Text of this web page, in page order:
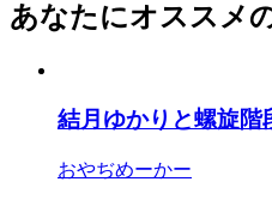
あなたにオススメ
結月ゆかりと螺旋階
おやぢめーかー